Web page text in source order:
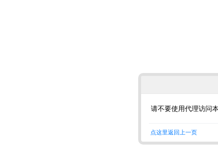
请不要使用代理访问
点这里返回上一页